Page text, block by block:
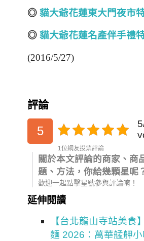
◎ 貓大爺花蓮東大門夜市
◎ 貓大爺花蓮名產伴手禮
(2016/5/27)
評論
5
1位網友投票評論
關於本文評論的商家、商
題、方法，你給幾顆星呢
歡迎一起點擊星號參與評論唷！
延伸閱讀
【台北龍山寺站美食
麵 2026：萬華艋舺